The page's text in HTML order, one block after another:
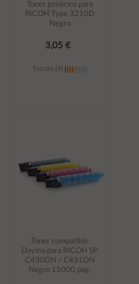
Toner genérico para
RICOH Type 3210D
Negro
3,05 €
Stocks (4)
Toner compatible
Dayma para RICOH SP
C430DN / C431DN
Negro 15000 pag.